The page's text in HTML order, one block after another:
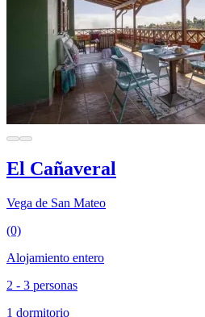
El Cañaveral
Vega de San Mateo
(0)
Alojamiento entero
2 - 3 personas
1 dormitorio